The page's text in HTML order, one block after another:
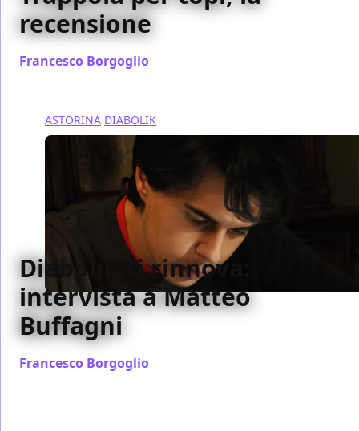
recensione
Francesco Borgoglio
ASTORINA DIABOLIK
Diabolik si rinnova:
intervista a Matteo
Buffagni
Francesco Borgoglio